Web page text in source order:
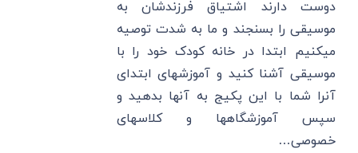
دوست دارند اشتیاق فرزندشان به
موسیقی را بسنجند و ما به شدت توصیه
میکنیم ابتدا در خانه کودک خود را با
موسیقی آشنا کنید و آموزشهای ابتدای
آنرا شما با این پکیج به آنها بدهید و
سپس آموزشگاهها و کلاسهای
خصوصی…